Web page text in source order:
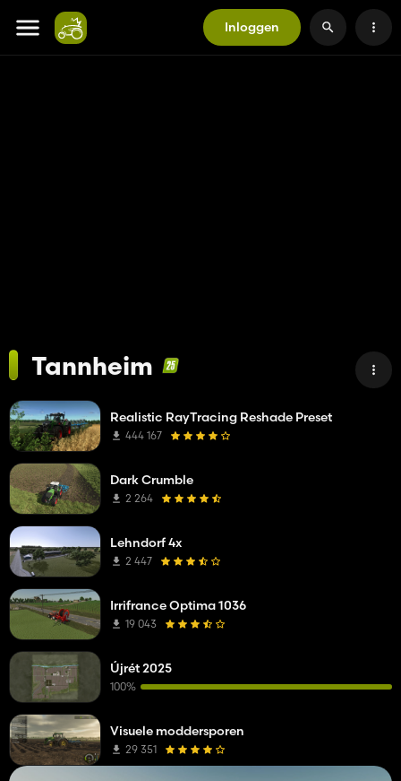
Inloggen
Tannheim
Realistic RayTracing Reshade Preset
444 167
Dark Crumble
2 264
Lehndorf 4x
2 447
Irrifrance Optima 1036
19 043
Újrét 2025
100%
Visuele moddersporen
29 351